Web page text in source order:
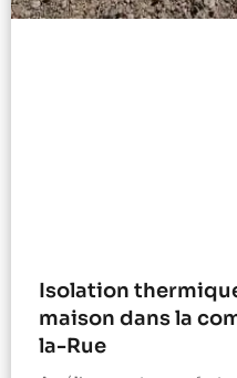
Isolation
maison dans la
la-Rue